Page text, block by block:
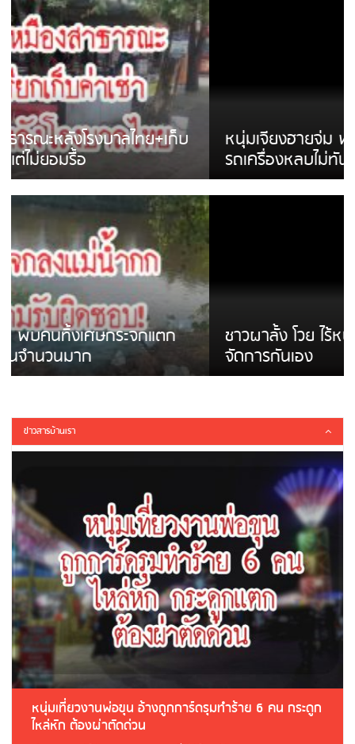
หนุ่มเจียงฮายจ่ม พบถังน้ำดื่มตกกลางถนน
รถเครื่องหลบไม่ทันล้มบาดเจ็บ
ชาวผาลั้ง โวย ไร้หน่วยงานดูแล ดินสไลด์ ต้อง
จัดการกันเอง
ข่าวสารบ้านเรา
หนุ่มเที่ยวงานพ่อขุน อ้างถูกการ์ดรุมทำร้าย 6 คน กระดูก
ไหล่หัก ต้องผ่าตัดด่วน